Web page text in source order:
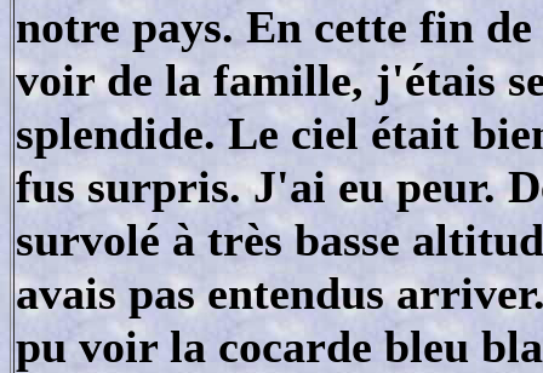
notre pays. En cette fin
voir de la famille, j'étais
splendide. Le ciel était
fus surpris. J'ai eu peur.
survolé à très basse
avais pas entendus
pu voir la cocarde bleu